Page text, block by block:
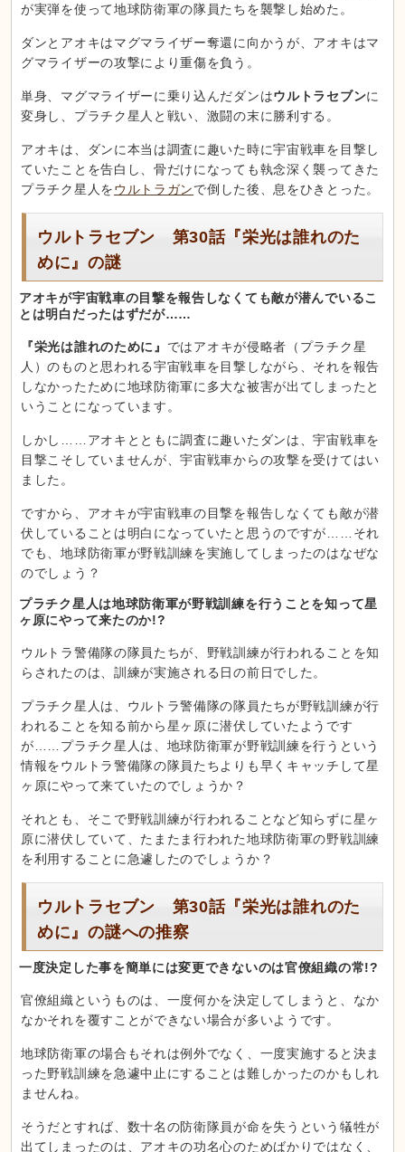
が実弾を使って地球防衛軍の隊員たちを襲撃し始めた。
ダンとアオキはマグマライザー奪還に向かうが、アオキはマ
グマライザーの攻撃により重傷を負う。
単身、マグマライザーに乗り込んだダンはウルトラセブンに
変身し、プラチク星人と戦い、激闘の末に勝利する。
アオキは、ダンに本当は調査に趣いた時に宇宙戦車を目撃し
ていたことを告白し、骨だけになっても執念深く襲ってきた
プラチク星人をウルトラガンで倒した後、息をひきとった。
ウルトラセブン 第30話『栄光は誰れのた
めに』の謎
アオキが宇宙戦車の目撃を報告しなくても敵が潜んでいるこ
とは明白だったはずだが……
『栄光は誰れのために』 ではアオキが侵略者（プラチク星
人）のものと思われる宇宙戦車を目撃しながら、それを報告
しなかったために地球防衛軍に多大な被害が出てしまったと
いうことになっています。
しかし……アオキとともに調査に趣いたダンは、宇宙戦車を
目撃こそしていませんが、宇宙戦車からの攻撃を受けてはい
ました。
ですから、アオキが宇宙戦車の目撃を報告しなくても敵が潜
伏していることは明白になっていたと思うのですが……それ
でも、地球防衛軍が野戦訓練を実施してしまったのはなぜな
のでしょう？
プラチク星人は地球防衛軍が野戦訓練を行うことを知って星
ヶ原にやって来たのか!?
ウルトラ警備隊の隊員たちが、野戦訓練が行われることを知
らされたのは、訓練が実施される日の前日でした。
プラチク星人は、ウルトラ警備隊の隊員たちが野戦訓練が行
われることを知る前から星ヶ原に潜伏していたようです
が……プラチク星人は、地球防衛軍が野戦訓練を行うという
情報をウルトラ警備隊の隊員たちよりも早くキャッチして星
ヶ原にやって来ていたのでしょうか？
それとも、そこで野戦訓練が行われることなど知らずに星ヶ
原に潜伏していて、たまたま行われた地球防衛軍の野戦訓練
を利用することに急遽したのでしょうか？
ウルトラセブン 第30話『栄光は誰れのた
めに』の謎への推察
一度決定した事を簡単には変更できないのは官僚組織の常!?
官僚組織というものは、一度何かを決定してしまうと、なか
なかそれを覆すことができない場合が多いようです。
地球防衛軍の場合もそれは例外でなく、一度実施すると決ま
った野戦訓練を急遽中止にすることは難しかったのかもしれ
ませんね。
そうだとすれば、数十名の防衛隊員が命を失うという犠牲が
出てしまったのは、アオキの功名心のためばかりではなく、